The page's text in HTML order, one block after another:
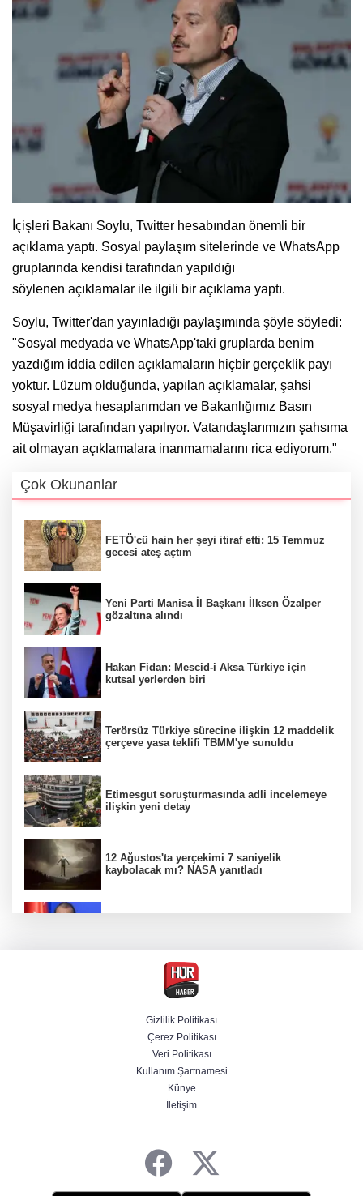
İçişleri Bakanı Soylu, Twitter hesabından önemli bir
açıklama yaptı. Sosyal paylaşım sitelerinde ve WhatsApp
gruplarında kendisi tarafından yapıldığı
söylenen açıklamalar ile ilgili bir açıklama yaptı.
Soylu, Twitter'dan yayınladığı paylaşımında şöyle söyledi:
"Sosyal medyada ve WhatsApp'taki gruplarda benim
yazdığım iddia edilen açıklamaların hiçbir gerçeklik payı
yoktur. Lüzum olduğunda, yapılan açıklamalar, şahsi
sosyal medya hesaplarımdan ve Bakanlığımız Basın
Müşavirliği tarafından yapılıyor. Vatandaşlarımızın şahsıma
ait olmayan açıklamalara inanmamalarını rica ediyorum."
Çok Okunanlar
FETÖ'cü hain her şeyi itiraf etti: 15 Temmuz
gecesi ateş açtım
Yeni Parti Manisa İl Başkanı İlksen Özalper
gözaltına alındı
Hakan Fidan: Mescid-i Aksa Türkiye için
kutsal yerlerden biri
Terörsüz Türkiye sürecine ilişkin 12 maddelik
çerçeve yasa teklifi TBMM'ye sunuldu
Etimesgut soruşturmasında adli incelemeye
ilişkin yeni detay
12 Ağustos'ta yerçekimi 7 saniyelik
kaybolacak mı? NASA yanıtladı
Firari olarak aranıyordu! Menderes Belediye
Başkan Yardımcısı yakalandı
Cumhurbaşkanı Erdoğan'dan Terörsüz
Türkiye vurgusu
Serdal Adalı'dan Salah açıklaması!
Gizlilik Politikası
Çerez Politikası
Veri Politikası
Kullanım Şartnamesi
Künye
İletişim